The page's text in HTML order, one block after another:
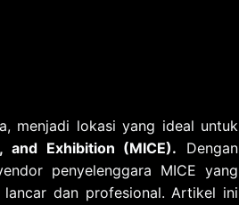
menjadi lokasi yang ideal untuk
and Exhibition (MICE). Dengan
penyelenggara MICE yang
dan profesional. Artikel ini